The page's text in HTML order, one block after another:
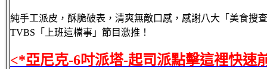
純手工派皮，酥脆破表，清爽無敵口感，感謝八大「美食搜
TVBS「上班這檔事」節目激推！
<*亞尼克-6吋派塔-起司派點擊這裡快速